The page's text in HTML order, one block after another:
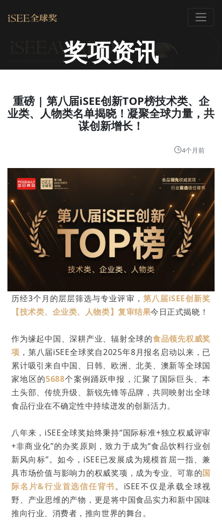
奖项资讯
重磅 | 第八届iSEE创新TOP榜技术类、企
业类、人物类名单揭晓！凝聚全球力量，共
谋创新增长！
4个月前
历经3个月的层层筛选与专业评审， 第八届iSEE创新奖
【技术类、企业类、人物类】复审结果今日正式揭晓！
作为缘起中国、深耕产业、辐射全球的食品领先权威奖
项 ，第八届iSEE全球奖自2025年8月报名启动以来，已
累计吸引来自中国、日韩、欧洲、北美、澳新等全球国
家地区的5688个案例踊跃申报，汇聚了国际巨头、本
土头部、传统升级、新锐先锋等品牌，共同映射出全球
食品行业在不确定性中持续迸发的创新活力。
八年来，iSEE全球奖始终秉持“国际标准+独立权威评审
+非商业化”的办奖原则，致力于成为“食品饮料行业创
新风向标”。如今，iSEE已发展成为规模首屈一指、兼
具市场价值与影响力的权威奖项，成为专业、可靠的国
际名片&行业首选信任背书。iSEE不仅是承载全球视
野、产业思维的产物，更是将中国食品实力和新中国味
推向行业、消费者，推向世界的舞台。